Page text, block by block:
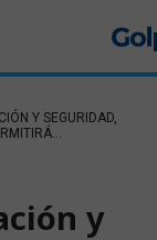
Y SEGURIDAD,
y